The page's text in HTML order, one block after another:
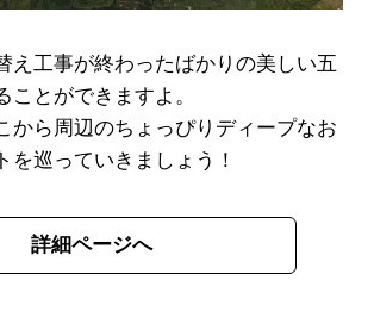
え工事が終わったばかりの美しい五
ことができますよ。
から周辺のちょっぴりディープなお
を巡っていきましょう！
詳細ページへ